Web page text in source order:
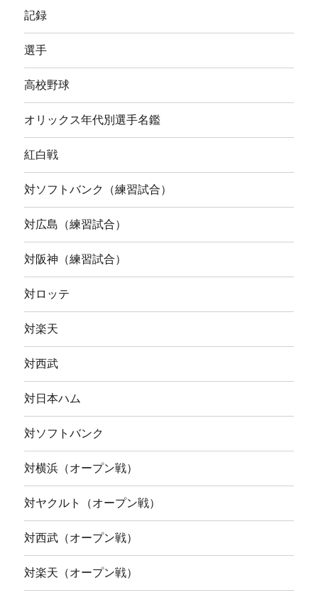
記録
選手
高校野球
オリックス年代別選手名鑑
紅白戦
対ソフトバンク（練習試合）
対広島（練習試合）
対阪神（練習試合）
対ロッテ
対楽天
対西武
対日本ハム
対ソフトバンク
対横浜（オープン戦）
対ヤクルト（オープン戦）
対西武（オープン戦）
対楽天（オープン戦）